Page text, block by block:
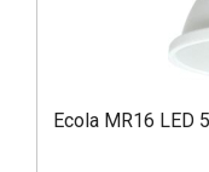
Ecola MR16 LED